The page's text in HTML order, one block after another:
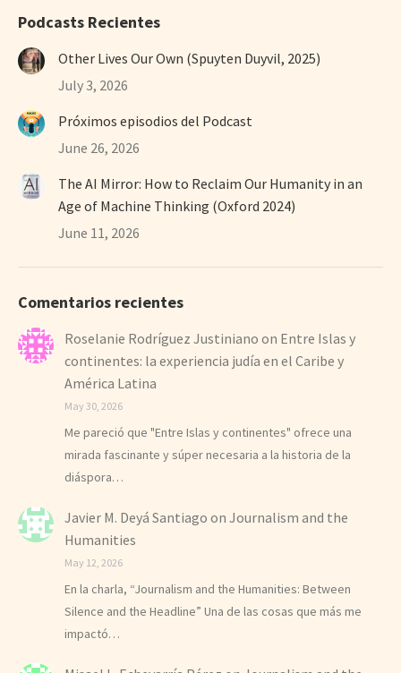
Podcasts Recientes
Other Lives Our Own (Spuyten Duyvil, 2025)
July 3, 2026
Próximos episodios del Podcast
June 26, 2026
The AI Mirror: How to Reclaim Our Humanity in an
Age of Machine Thinking (Oxford 2024)
June 11, 2026
Comentarios recientes
Roselanie Rodríguez Justiniano on Entre Islas y
continentes: la experiencia judía en el Caribe y
América Latina
May 30, 2026
Me pareció que "Entre Islas y continentes" ofrece una
mirada fascinante y súper necesaria a la historia de la
diáspora…
Javier M. Deyá Santiago on Journalism and the
Humanities
May 12, 2026
En la charla, “Journalism and the Humanities: Between
Silence and the Headline” Una de las cosas que más me
impactó…